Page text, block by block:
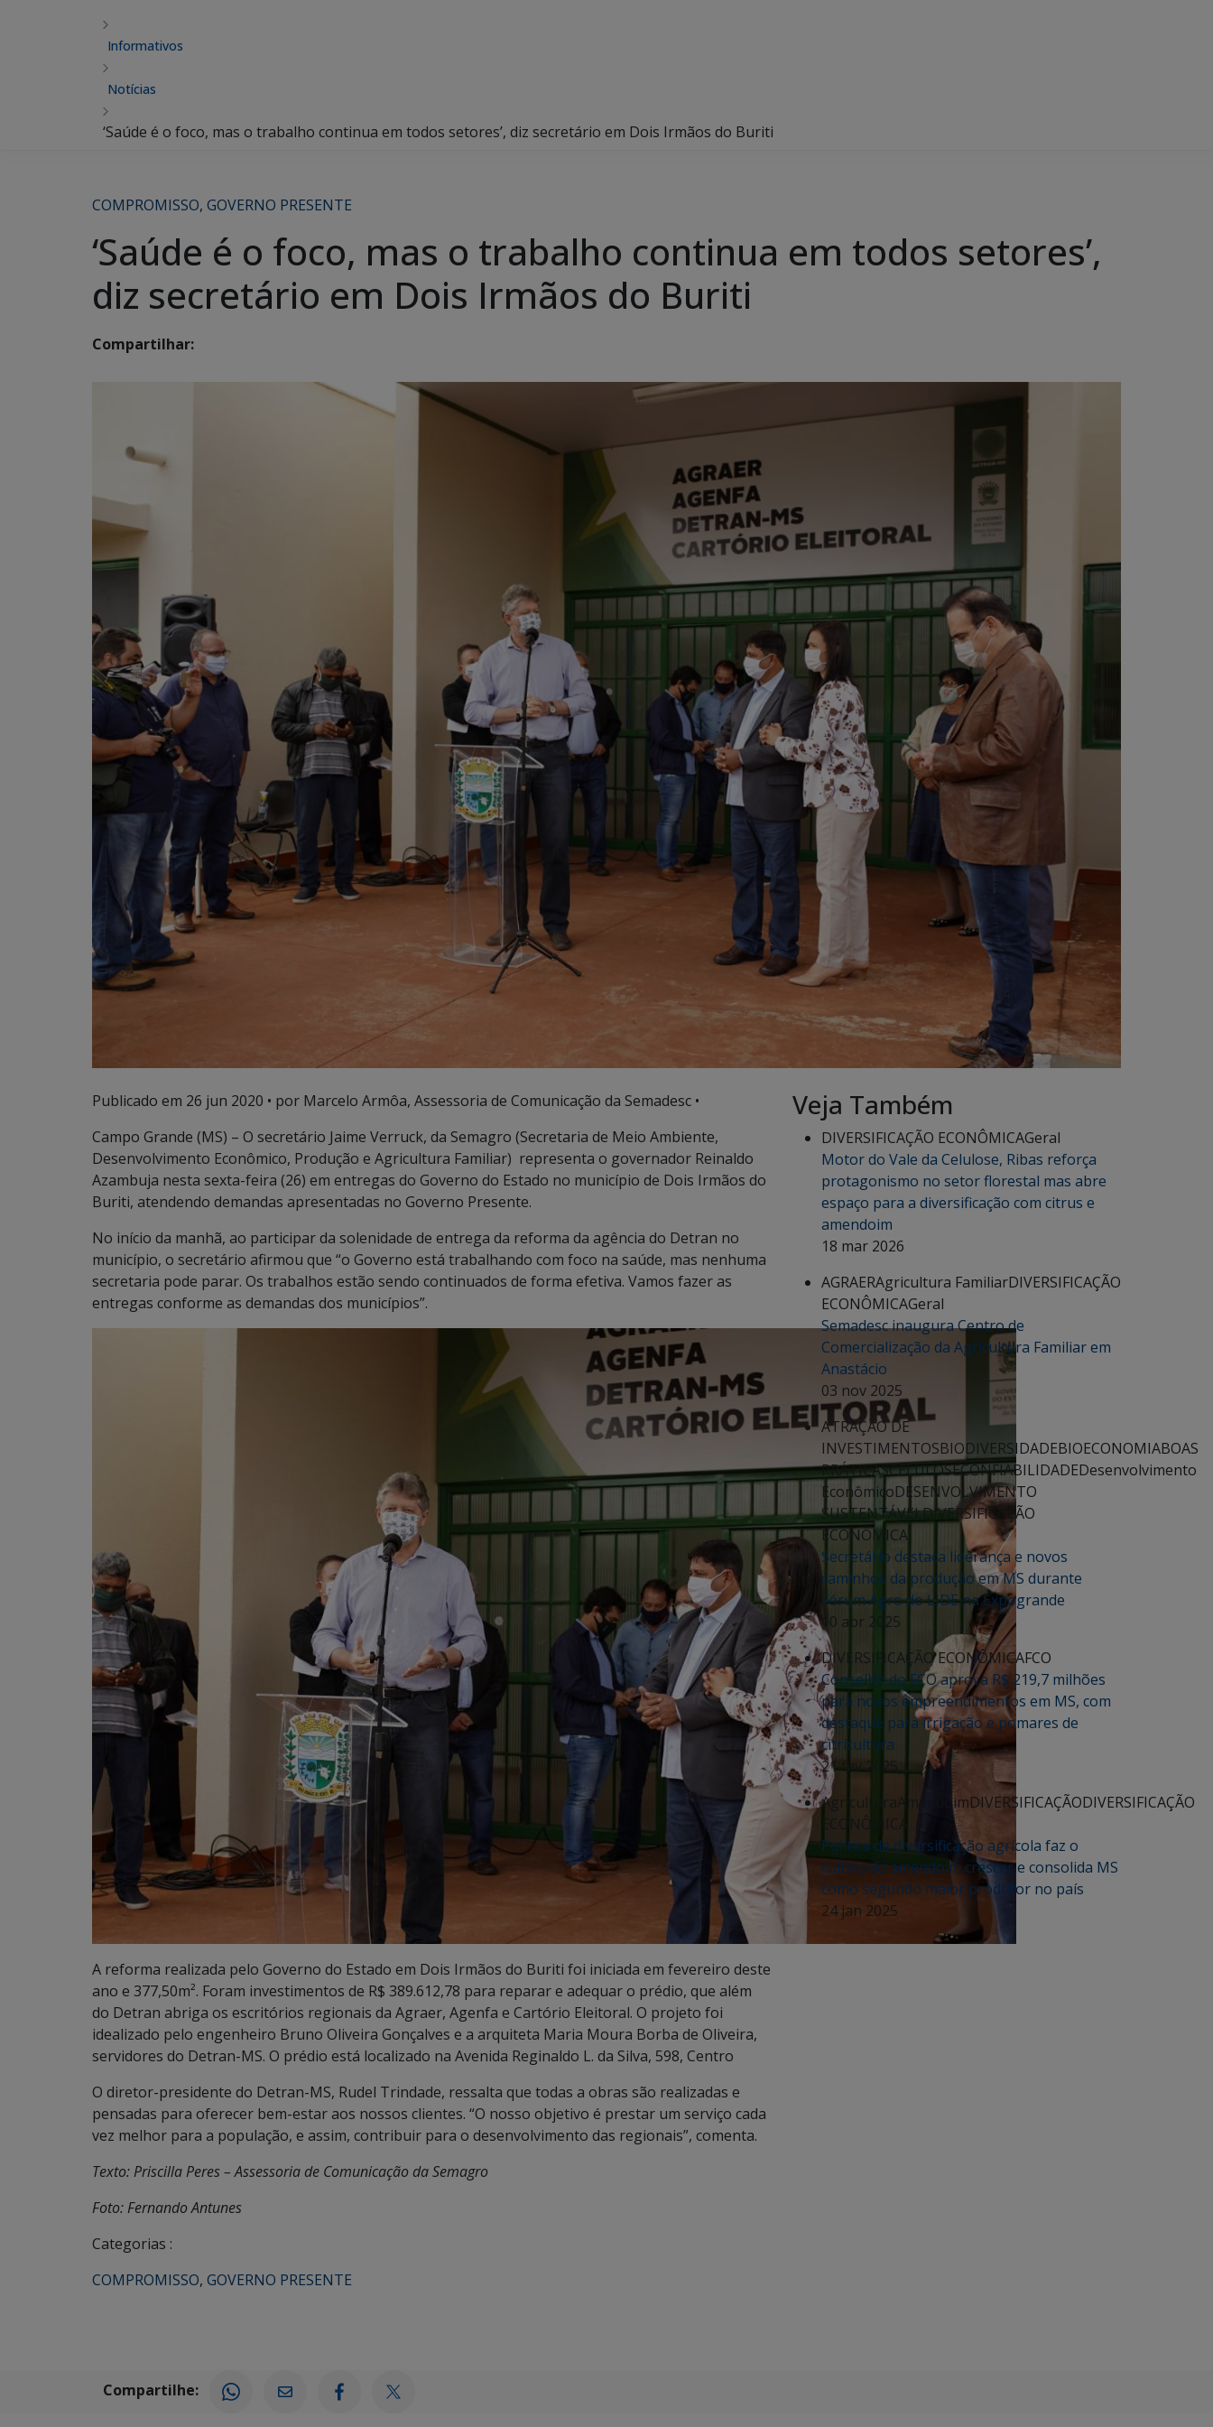
Informativos
Notícias
‘Saúde é o foco, mas o trabalho continua em todos setores’, diz secretário em Dois Irmãos do Buriti
COMPROMISSO, GOVERNO PRESENTE
‘Saúde é o foco, mas o trabalho continua em todos setores’,
diz secretário em Dois Irmãos do Buriti
Compartilhar:
Publicado em 26 jun 2020 • por Marcelo Armôa, Assessoria de Comunicação da Semadesc •
Campo Grande (MS) – O secretário Jaime Verruck, da Semagro (Secretaria de Meio Ambiente,
Desenvolvimento Econômico, Produção e Agricultura Familiar) representa o governador Reinaldo
Azambuja nesta sexta-feira (26) em entregas do Governo do Estado no município de Dois Irmãos do
Buriti, atendendo demandas apresentadas no Governo Presente.
No início da manhã, ao participar da solenidade de entrega da reforma da agência do Detran no
município, o secretário afirmou que “o Governo está trabalhando com foco na saúde, mas nenhuma
secretaria pode parar. Os trabalhos estão sendo continuados de forma efetiva. Vamos fazer as
entregas conforme as demandas dos municípios”.
A reforma realizada pelo Governo do Estado em Dois Irmãos do Buriti foi iniciada em fevereiro deste
ano e 377,50m². Foram investimentos de R$ 389.612,78 para reparar e adequar o prédio, que além
do Detran abriga os escritórios regionais da Agraer, Agenfa e Cartório Eleitoral. O projeto foi
idealizado pelo engenheiro Bruno Oliveira Gonçalves e a arquiteta Maria Moura Borba de Oliveira,
servidores do Detran-MS. O prédio está localizado na Avenida Reginaldo L. da Silva, 598, Centro
O diretor-presidente do Detran-MS, Rudel Trindade, ressalta que todas a obras são realizadas e
pensadas para oferecer bem-estar aos nossos clientes. “O nosso objetivo é prestar um serviço cada
vez melhor para a população, e assim, contribuir para o desenvolvimento das regionais”, comenta.
Texto: Priscilla Peres – Assessoria de Comunicação da Semagro
Foto: Fernando Antunes
Categorias :
COMPROMISSO, GOVERNO PRESENTE
Veja Também
DIVERSIFICAÇÃO ECONÔMICAGeral
Motor do Vale da Celulose, Ribas reforça
protagonismo no setor florestal mas abre
espaço para a diversificação com citrus e
amendoim
18 mar 2026
AGRAERAgricultura FamiliarDIVERSIFICAÇÃO
ECONÔMICAGeral
Semadesc inaugura Centro de
Comercialização da Agricultura Familiar em
Anastácio
03 nov 2025
ATRAÇÃO DE
INVESTIMENTOSBIODIVERSIDADEBIOECONOMIABOAS
PRÁTICASCELULOSECONFIABILIDADEDesenvolvimento
EconômicoDESENVOLVIMENTO
SUSTENTÁVELDIVERSIFICAÇÃO
ECONÔMICA
Secretário destaca liderança e novos
caminhos da produção em MS durante
Fórum Agro do LIDE na Expogrande
10 abr 2025
DIVERSIFICAÇÃO ECONÔMICAFCO
Conselho do FCO aprova R$ 219,7 milhões
para novos empreendimentos em MS, com
destaque para irrigação e pomares de
citricultura
21 fev 2025
AgriculturaAmendoimDIVERSIFICAÇÃODIVERSIFICAÇÃO
ECONÔMICA
Política de diversificação agrícola faz o
cultivo do amendoim crescer e consolida MS
como segundo maior produtor no país
24 jan 2025
Compartilhe: